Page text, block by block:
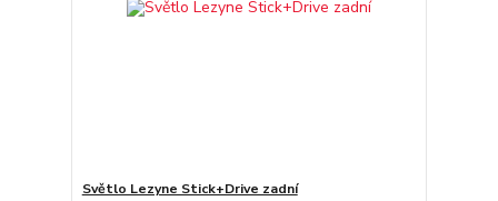
Světlo Lezyne Stick+Drive zadní